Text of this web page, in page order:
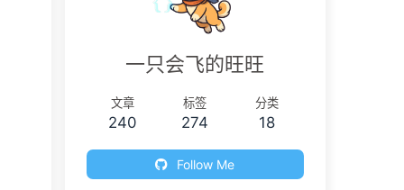
一只会飞的旺旺
文章
240
标签
274
分类
18
Follow Me